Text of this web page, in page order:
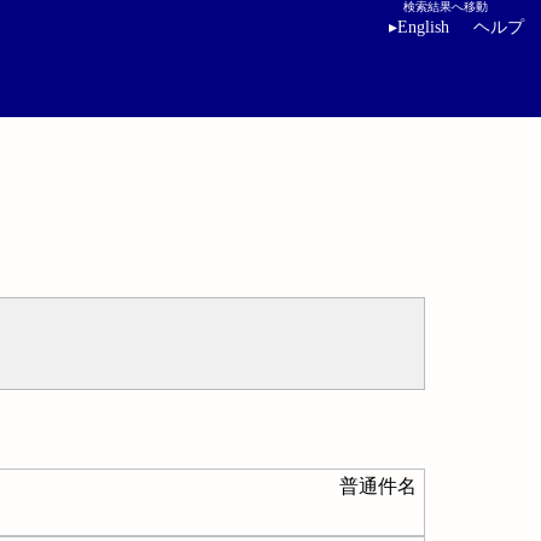
検索結果へ移動
▸English ヘルプ
普通件名